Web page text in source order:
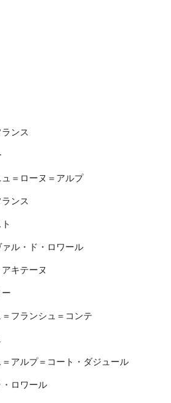
ンス
＝ローヌ＝アルプ
ンス
ル・ド・ロワール
キテーヌ
フランシュ＝コンテ
アルプ＝コート・ダジュール
ロワール